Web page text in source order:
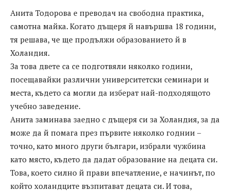
Анита Тодорова е преводач на свободна практика,
самотна майка. Когато дъщеря й навършва 18 години,
тя решава, че ще продължи образованието й в
Холандия.
За това двете са се подготвяли няколко години,
посещавайки различни университетски семинари и
места, където са могли да изберат най-подходящото
учебно заведение.
Анита заминава заедно с дъщеря си за Холандия, за да
може да й помага през първите няколко годнии –
точно, като много други българи, избрали чужбина
като място, където да дадат образование на децата си.
Това, което силно й прави впечатление, е начинът, по
който холандците възпитават децата си. И това,